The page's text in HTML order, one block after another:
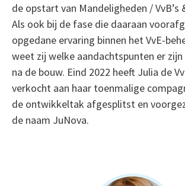
de opstart van Mandeligheden / VvB’s
Als ook bij de fase die daaraan
opgedane ervaring binnen het VvE-
weet zij welke aandachtspunten er
na de bouw. Eind 2022 heeft Julia de
verkocht aan haar toenmalige
de ontwikkeltak afgesplitst en
de naam JuNova.